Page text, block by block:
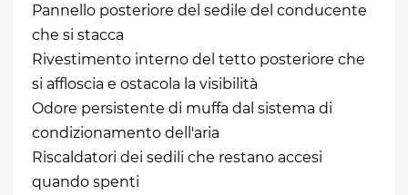
Pannello posteriore del sedile del conducente
che si stacca
Rivestimento interno del tetto posteriore che
si affloscia e ostacola la visibilità
Odore persistente di muffa dal sistema di
condizionamento dell'aria
Riscaldatori dei sedili che restano accesi
quando spenti